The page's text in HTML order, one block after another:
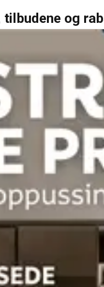
tilbudene og